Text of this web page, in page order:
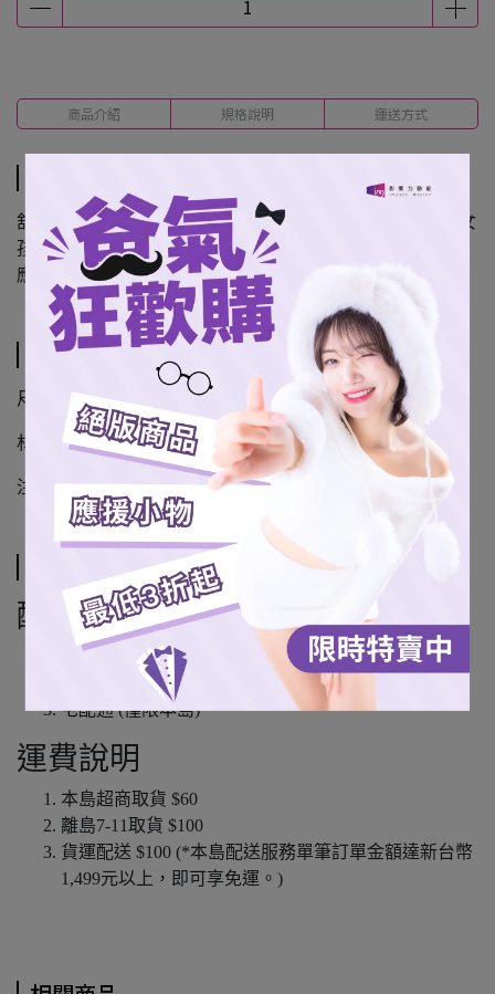
商品介紹 規格說明 運送方式
舒適、百搭、好配戴，打造最亮眼的應援氣勢，戴上桃氣女
孩專屬應援手環，一起與桃氣女孩 與隊伍熱血吶喊、盡情
應援~!
規格說明
尺寸：216*18mm
材質：PVC、四合扣
注意事項： 本產品圖片僅供參考，實品請以實物為主。
配送方式
7-11超商取貨
全家超商取貨 (僅限本島)
宅配通 (僅限本島)
運費說明
本島超商取貨 $60
離島7-11取貨 $100
貨運配送 $100 (*本島配送服務單筆訂單金額達新台幣
1,499元以上，即可享免運。)